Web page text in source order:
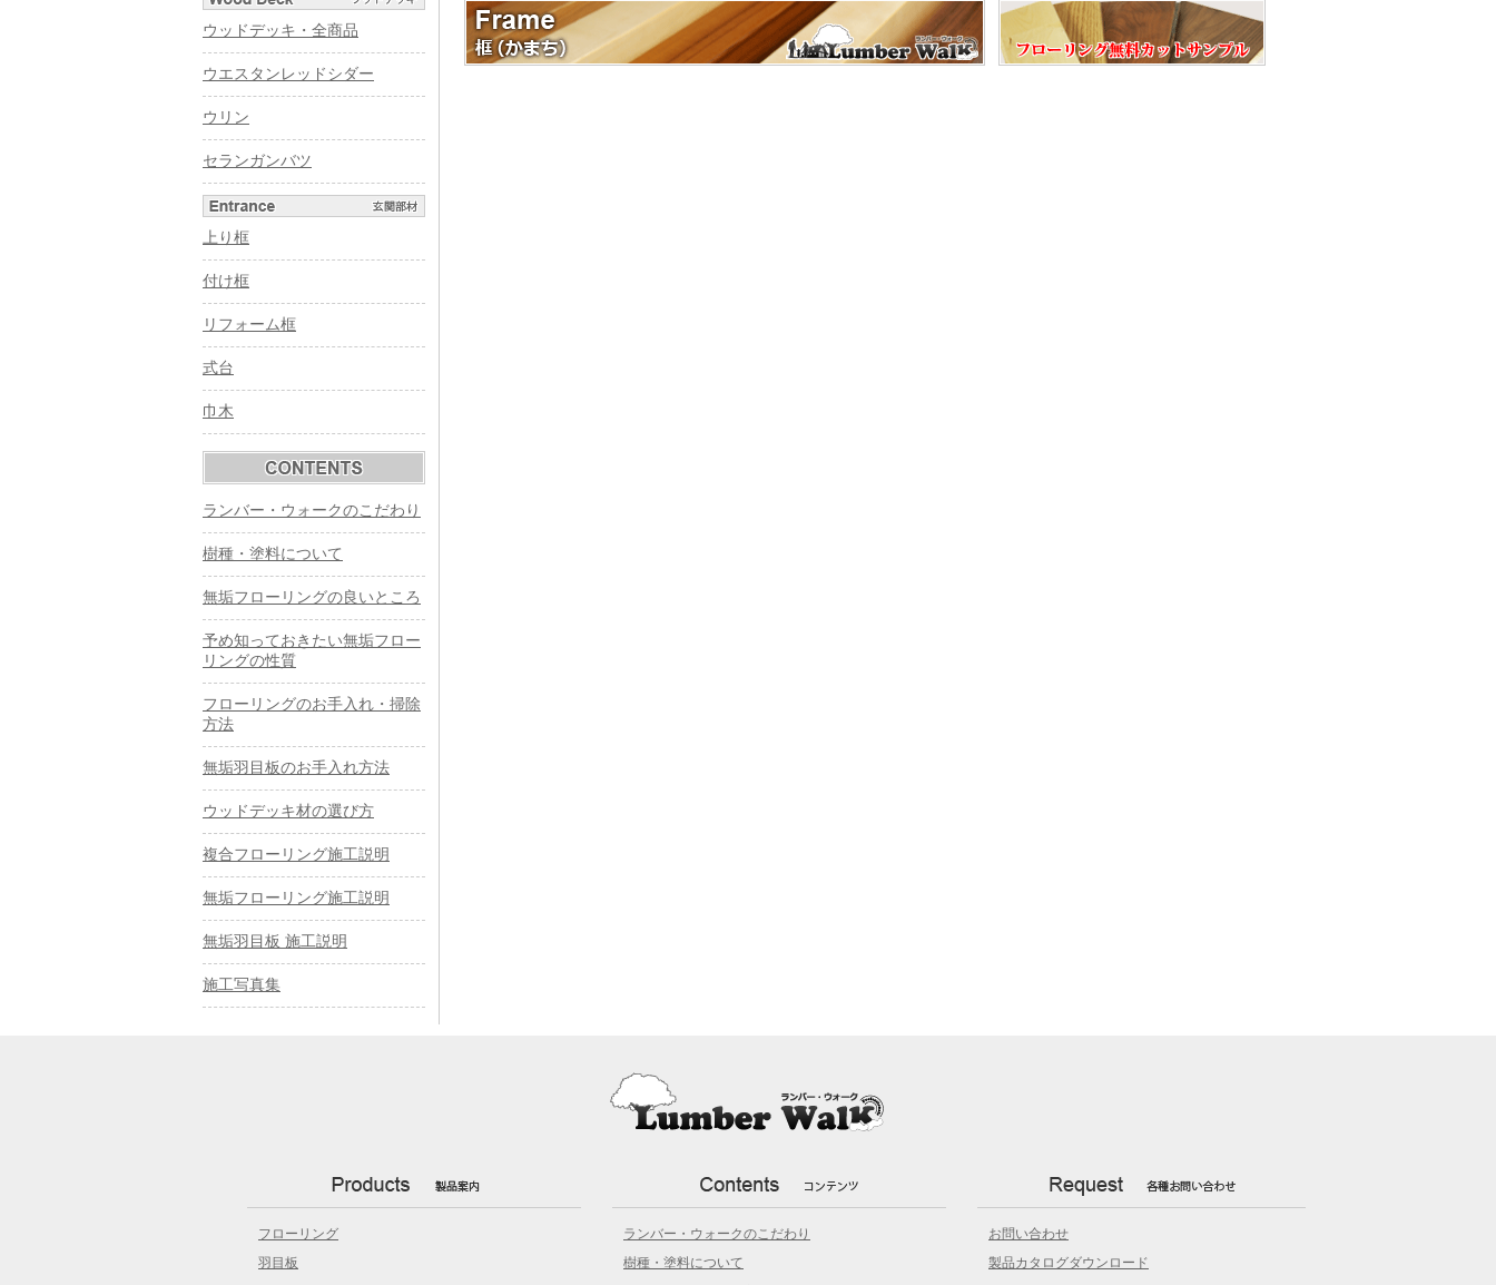
ウッドデッキ・全商品
ウエスタンレッドシダー
ウリン
セランガンバツ
上り框
付け框
リフォーム框
式台
巾木
ランバー・ウォークのこだわり
樹種・塗料について
無垢フローリングの良いところ
予め知っておきたい無垢フロー
リングの性質
フローリングのお手入れ・掃除
方法
無垢羽目板のお手入れ方法
ウッドデッキ材の選び方
複合フローリング施工説明
無垢フローリング施工説明
無垢羽目板 施工説明
施工写真集
フローリング
羽目板
ランバー・ウォークのこだわり
樹種・塗料について
お問い合わせ
製品カタログダウンロード